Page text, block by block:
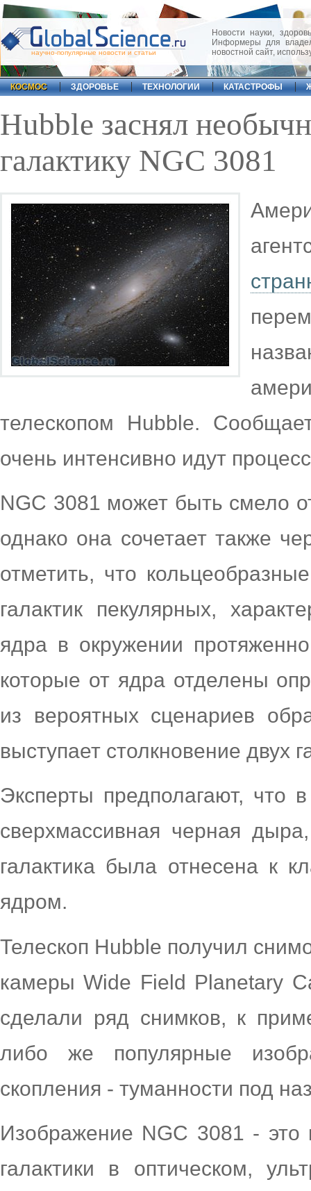
научно-популярные новости и статьи
Новости науки,
Информеры для
новостной сайт,
КОСМОС ЗДОРОВЬЕ ТЕХНОЛОГИИ КАТАСТРОФЫ
Hubble заснял
галактику NGC 3081
телескопом Hubble.
очень интенсивно идут
NGC 3081 может быть смело
однако она сочетает также
отметить, что
галактик пекулярных,
ядра в окружении
которые от ядра отделены
из вероятных сценариев
выступает столкновение двух
Эксперты предполагают, что
сверхмассивная черная
галактика была отнесена к
ядром.
Телескоп Hubble получил
камеры Wide Field Planetary
сделали ряд снимков, к
либо же популярные
скопления - туманности под
Изображение NGC 3081 -
галактики в оптическом,